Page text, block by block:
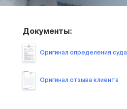
Документы:
Оригинал определения суда
Оригинал отзыва клиента